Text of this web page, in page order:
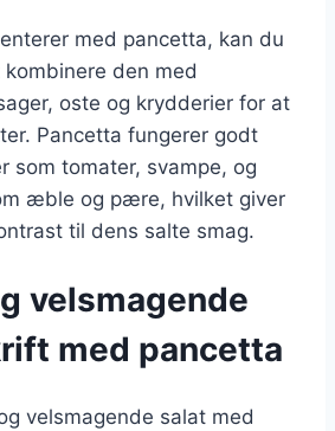
med pancetta, kan du
den med
oste og krydderier for at
Pancetta fungerer godt
som tomater, svampe, og
æble og pære, hvilket giver
til dens salte smag.
velsmagende
med pancetta
velsmagende salat med